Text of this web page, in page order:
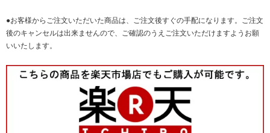
●お客様からご注文いただいた商品は、ご注文後すぐの手配になります。ご注文
後のキャンセルは出来ませんので、ご確認のうえご注文いただけますようお願
いいたします。